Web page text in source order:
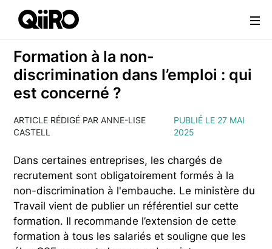
Webflow Homepage
Formation à la non-
discrimination dans l’emploi : qui
est concerné ?
ARTICLE RÉDIGÉ PAR ANNE-LISE
CASTELL
PUBLIÉ LE 27 MAI
2025
Dans certaines entreprises, les chargés de
recrutement sont obligatoirement formés à la
non-discrimination à l'embauche. Le ministère du
Travail vient de publier un référentiel sur cette
formation. Il recommande l’extension de cette
formation à tous les salariés et souligne que les